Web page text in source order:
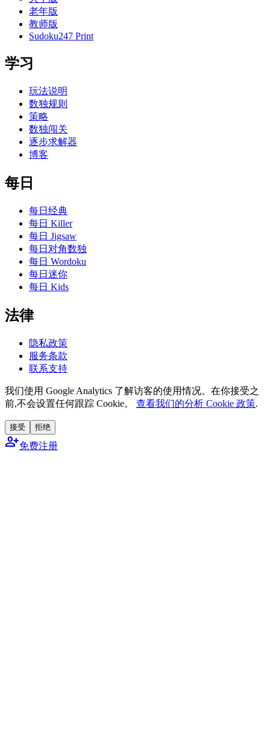
老年版
教师版
Sudoku247 Print
学习
玩法说明
数独规则
策略
数独闯关
逐步求解器
博客
每日
每日经典
每日 Killer
每日 Jigsaw
每日对角数独
每日 Wordoku
每日迷你
每日 Kids
法律
隐私政策
服务条款
联系支持
我们使用 Google Analytics 了解访客的使用情况。在你接受之
前,不会设置任何跟踪 Cookie。
查看我们的分析 Cookie 政策.
接受 拒绝
person_add免费注册